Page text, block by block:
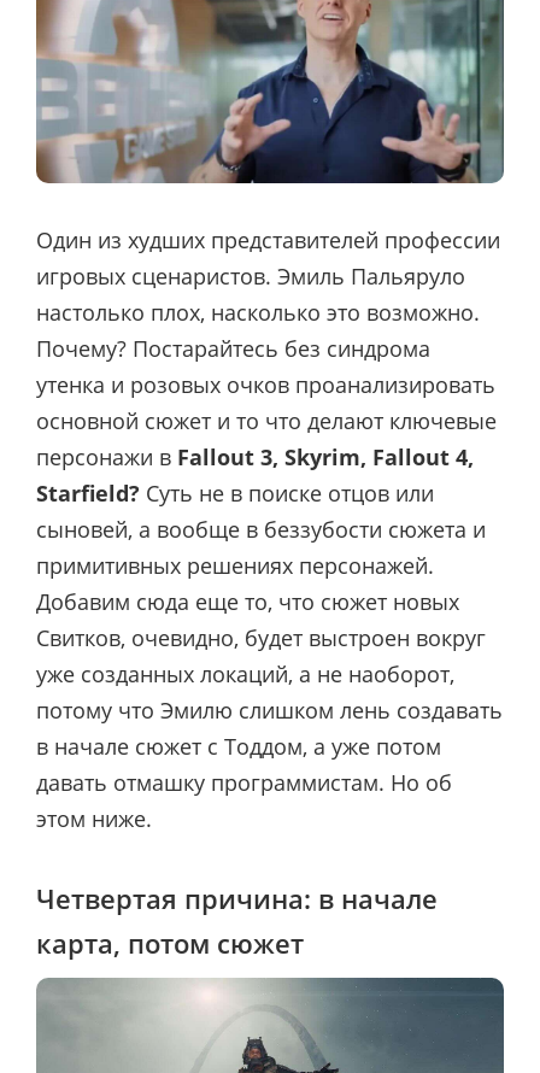
Один из худших представителей профессии
игровых сценаристов. Эмиль Пальяруло
настолько плох, насколько это возможно.
Почему? Постарайтесь без синдрома
утенка и розовых очков проанализировать
основной сюжет и то что делают ключевые
персонажи в Fallout 3, Skyrim, Fallout 4,
Starfield? Суть не в поиске отцов или
сыновей, а вообще в беззубости сюжета и
примитивных решениях персонажей.
Добавим сюда еще то, что сюжет новых
Свитков, очевидно, будет выстроен вокруг
уже созданных локаций, а не наоборот,
потому что Эмилю слишком лень создавать
в начале сюжет с Тоддом, а уже потом
давать отмашку программистам. Но об
этом ниже.
Четвертая причина: в начале
карта, потом сюжет